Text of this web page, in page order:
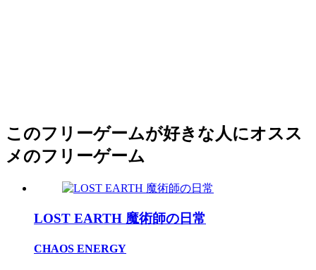
このフリーゲームが好きな人にオスス
メのフリーゲーム
LOST EARTH 魔術師の日常
CHAOS ENERGY